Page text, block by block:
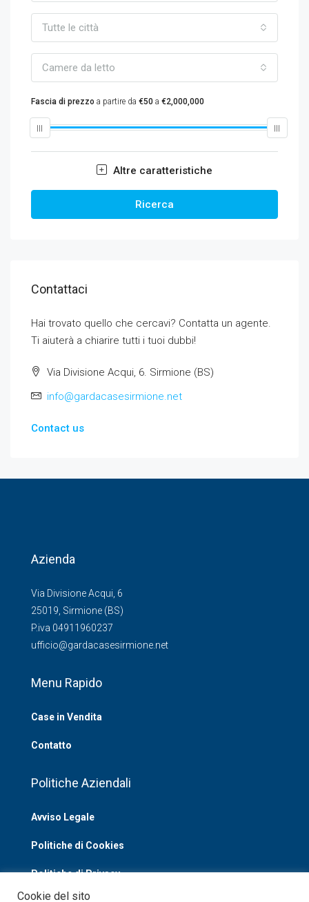
Tutte le città
Camere da letto
Fascia di prezzo a partire da €50 a €2,000,000
Altre caratteristiche
Ricerca
Contattaci
Hai trovato quello che cercavi? Contatta un agente.
Ti aiuterà a chiarire tutti i tuoi dubbi!
Via Divisione Acqui, 6. Sirmione (BS)
info@gardacasesirmione.net
Contact us
Azienda
Via Divisione Acqui, 6
25019, Sirmione (BS)
P.iva 04911960237
ufficio@gardacasesirmione.net
Menu Rapido
Case in Vendita
Contatto
Politiche Aziendali
Avviso Legale
Politiche di Cookies
Politiche di Privacy
Cookie del sito